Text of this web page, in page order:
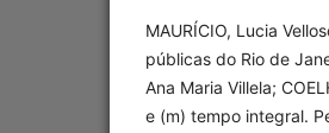
MAURÍCIO, Lucia
públicas do Rio de
Ana Maria Villela;
e (m) tempo integral.